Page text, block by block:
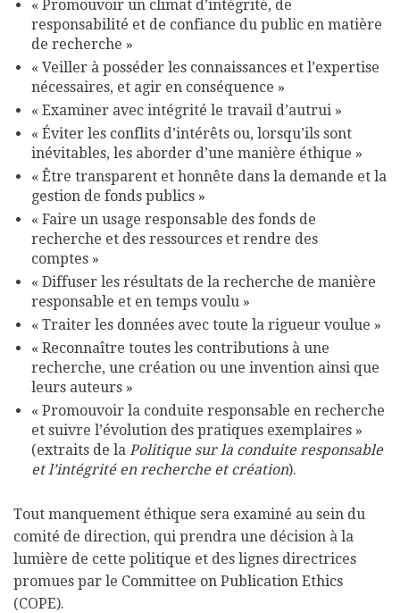
« Promouvoir un climat d’intégrité, de
responsabilité et de confiance du public en matière
de recherche »
« Veiller à posséder les connaissances et l’expertise
nécessaires, et agir en conséquence »
« Examiner avec intégrité le travail d’autrui »
« Éviter les conflits d’intérêts ou, lorsqu’ils sont
inévitables, les aborder d’une manière éthique »
« Être transparent et honnête dans la demande et la
gestion de fonds publics »
« Faire un usage responsable des fonds de
recherche et des ressources et rendre des
comptes »
« Diffuser les résultats de la recherche de manière
responsable et en temps voulu »
« Traiter les données avec toute la rigueur voulue »
« Reconnaître toutes les contributions à une
recherche, une création ou une invention ainsi que
leurs auteurs »
« Promouvoir la conduite responsable en recherche
et suivre l’évolution des pratiques exemplaires »
(extraits de la Politique sur la conduite responsable
et l’intégrité en recherche et création).
Tout manquement éthique sera examiné au sein du
comité de direction, qui prendra une décision à la
lumière de cette politique et des lignes directrices
promues par le Committee on Publication Ethics
(COPE).